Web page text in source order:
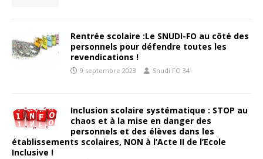
Rentrée scolaire :Le SNUDI-FO au côté des
personnels pour défendre toutes les
revendications !
9 septembre 2023 Snudi FO 34
Inclusion scolaire systématique : STOP au
chaos et à la mise en danger des
personnels et des élèves dans les
établissements scolaires, NON à l’Acte II de l’Ecole
Inclusive !